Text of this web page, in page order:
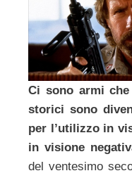
Ci sono armi
storici sono
per l’utilizzo in
in visione
del ventesimo